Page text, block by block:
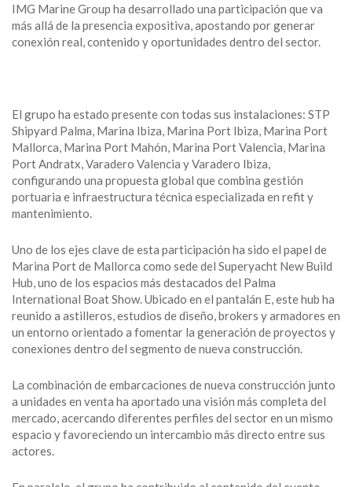
IMG Marine Group ha desarrollado una participación que va
más allá de la presencia expositiva, apostando por generar
conexión real, contenido y oportunidades dentro del sector.
El grupo ha estado presente con todas sus instalaciones: STP
Shipyard Palma, Marina Ibiza, Marina Port Ibiza, Marina Port
Mallorca, Marina Port Mahón, Marina Port Valencia, Marina
Port Andratx, Varadero Valencia y Varadero Ibiza,
configurando una propuesta global que combina gestión
portuaria e infraestructura técnica especializada en refit y
mantenimiento.
Uno de los ejes clave de esta participación ha sido el papel de
Marina Port de Mallorca como sede del Superyacht New Build
Hub, uno de los espacios más destacados del Palma
International Boat Show. Ubicado en el pantalán E, este hub ha
reunido a astilleros, estudios de diseño, brokers y armadores en
un entorno orientado a fomentar la generación de proyectos y
conexiones dentro del segmento de nueva construcción.
La combinación de embarcaciones de nueva construcción junto
a unidades en venta ha aportado una visión más completa del
mercado, acercando diferentes perfiles del sector en un mismo
espacio y favoreciendo un intercambio más directo entre sus
actores.